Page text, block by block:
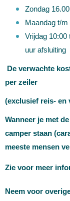
Zondag
Maandag t/
Vrijdag 10:00
uur afsluiting
De verwachte
per zeiler
(exclusief reis- en
Wanneer je met
camper staan
meeste mensen
Zie voor meer
Neem voor